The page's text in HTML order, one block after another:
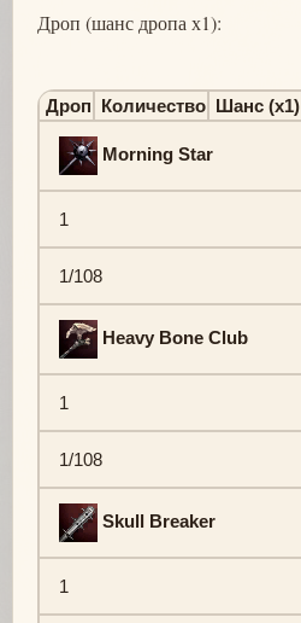
Дроп (шанс дропа х1):
Дроп Количество Шанс (х1)
Morning Star
1
1/108
Heavy Bone Club
1
1/108
Skull Breaker
1